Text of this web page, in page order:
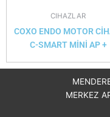
CIHAZLAR
COXO ENDO MOTOR
C-SMART MİNİ AP +
MERKEZ